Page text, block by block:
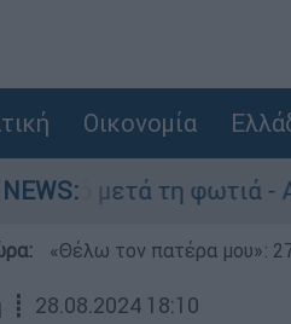
Οικονομία
τη φωτιά - Αγώνας
«Θέλω τον πατέρα μου»:
┋ 28.08.2024 18:10